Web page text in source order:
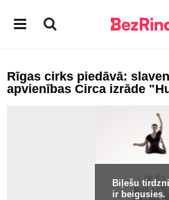
Rīgas cirks piedāvā:
apvienības Circa izrāde
Biļešu
ir beigusies.